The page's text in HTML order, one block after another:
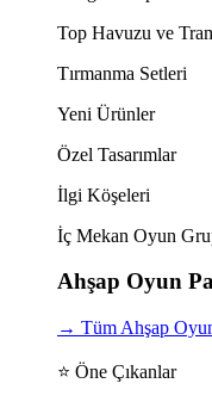
Top Havuzu ve
Tırmanma Setleri
Yeni Ürünler
Özel Tasarımlar
İlgi Köşeleri
İç Mekan Oyun
Ahşap Oyun
→ Tüm Ahşap
⭐ Öne Çıkanlar